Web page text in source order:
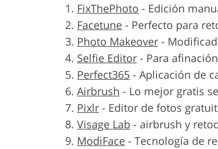
FixThePhoto - Edición
Facetune - Perfecto para
Photo Makeover -
Selfie Editor - Para
Perfect365 - Aplicación de
Airbrush - Lo mejor gratis
Pixlr - Editor de fotos
Visage Lab - airbrush y
ModiFace - Tecnología de